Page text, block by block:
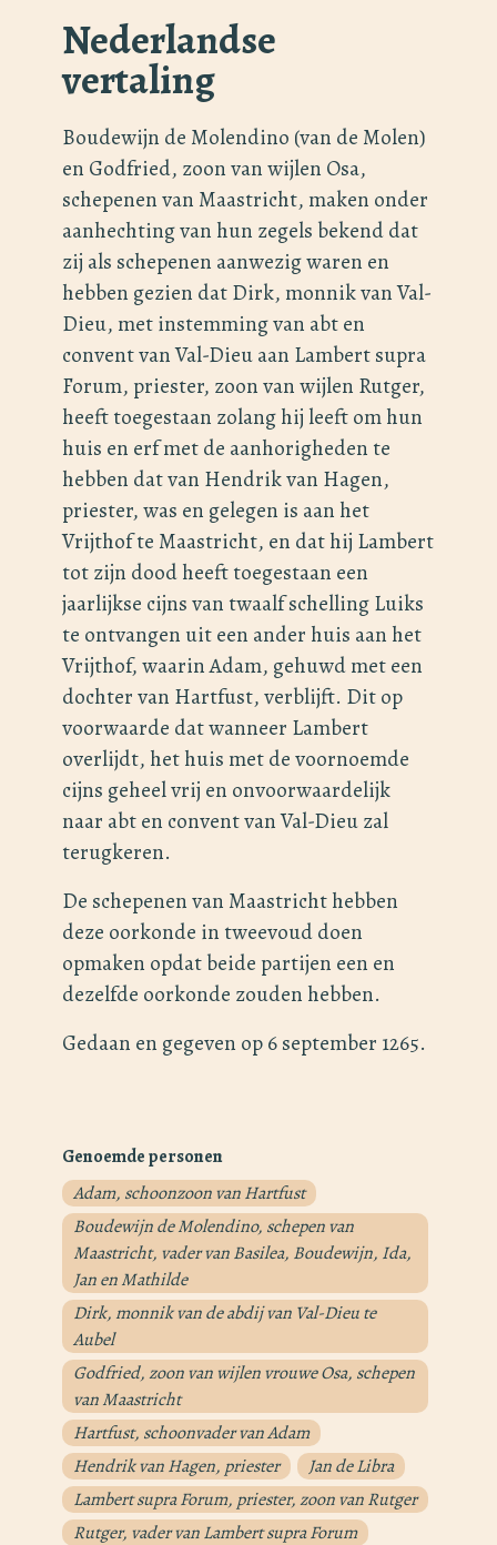
Nederlandse
vertaling
Boudewijn de Molendino (van de Molen)
en Godfried, zoon van wijlen Osa,
schepenen van Maastricht, maken onder
aanhechting van hun zegels bekend dat
zij als schepenen aanwezig waren en
hebben gezien dat Dirk, monnik van Val-
Dieu, met instemming van abt en
convent van Val-Dieu aan Lambert supra
Forum, priester, zoon van wijlen Rutger,
heeft toegestaan zolang hij leeft om hun
huis en erf met de aanhorigheden te
hebben dat van Hendrik van Hagen,
priester, was en gelegen is aan het
Vrijthof te Maastricht, en dat hij Lambert
tot zijn dood heeft toegestaan een
jaarlijkse cijns van twaalf schelling Luiks
te ontvangen uit een ander huis aan het
Vrijthof, waarin Adam, gehuwd met een
dochter van Hartfust, verblijft. Dit op
voorwaarde dat wanneer Lambert
overlijdt, het huis met de voornoemde
cijns geheel vrij en onvoorwaardelijk
naar abt en convent van Val-Dieu zal
terugkeren.
De schepenen van Maastricht hebben
deze oorkonde in tweevoud doen
opmaken opdat beide partijen een en
dezelfde oorkonde zouden hebben.
Gedaan en gegeven op 6 september 1265.
Genoemde personen
Adam, schoonzoon van Hartfust
Boudewijn de Molendino, schepen van
Maastricht, vader van Basilea, Boudewijn, Ida,
Jan en Mathilde
Dirk, monnik van de abdij van Val-Dieu te
Aubel
Godfried, zoon van wijlen vrouwe Osa, schepen
van Maastricht
Hartfust, schoonvader van Adam
Hendrik van Hagen, priester
Jan de Libra
Lambert supra Forum, priester, zoon van Rutger
Rutger, vader van Lambert supra Forum